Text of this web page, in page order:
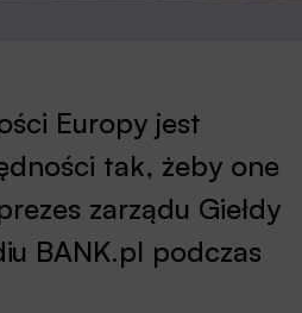
Europy jest
tak, żeby one
zarządu Giełdy
BANK.pl podczas